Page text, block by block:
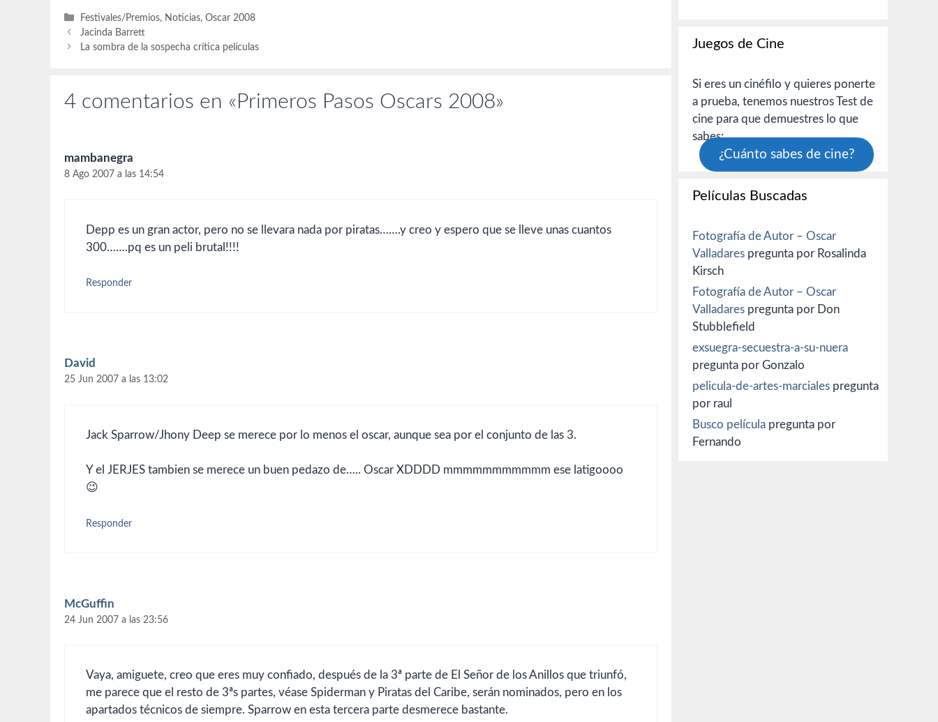
Categorías
Festivales/Premios, Noticias,Oscar 2008
Jacinda Barrett
La sombra de la sospecha crítica películas
4 comentarios en «Primeros Pasos Oscars 2008»
mambanegra
8 Ago 2007 a las 14:54
Depp es un gran actor, pero no se llevara nada por piratas…….y creo y espero que se lleve unas cuantos
300…….pq es un peli brutal!!!!
Responder
David
25 Jun 2007 a las 13:02
Jack Sparrow/Jhony Deep se merece por lo menos el oscar, aunque sea por el conjunto de las 3.
Y el JERJES tambien se merece un buen pedazo de….. Oscar XDDDD mmmmmmmmmmm ese latigoooo
😉
Responder
McGuffin
24 Jun 2007 a las 23:56
Vaya, amiguete, creo que eres muy confiado, después de la 3ª parte de El Señor de los Anillos que triunfó,
me parece que el resto de 3ªs partes, véase Spiderman y Piratas del Caribe, serán nominados, pero en los
apartados técnicos de siempre. Sparrow en esta tercera parte desmerece bastante.
Juegos de Cine
Si eres un cinéfilo y quieres ponerte
a prueba, tenemos nuestros Test de
cine para que demuestres lo que
sabes:
¿Cuánto sabes de cine?
Películas Buscadas
Fotografía de Autor – Oscar
Valladares pregunta por Rosalinda
Kirsch
Fotografía de Autor – Oscar
Valladares pregunta por Don
Stubblefield
exsuegra-secuestra-a-su-nuera
pregunta por Gonzalo
pelicula-de-artes-marciales pregunta
por raul
Busco película pregunta por
Fernando